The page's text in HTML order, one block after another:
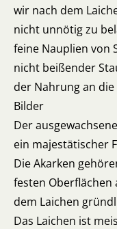
wir nach dem
nicht unnötig zu
feine Nauplien von
nicht beißender
der Nahrung an
Bilder
Der
ein majestätischer
Die Akarken
festen Oberflächen
dem Laichen
Das Laichen ist